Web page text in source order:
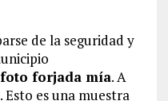
de la seguridad y
forjada mía. A
es una muestra